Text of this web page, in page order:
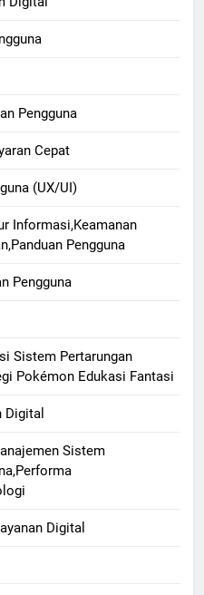
Pengguna
Cepat
(UX/UI)
Informasi,Keamanan
Pengguna
Pengguna
Sistem Pertarungan
Pokémon Edukasi Fantasi
Digital
Sistem
Digital